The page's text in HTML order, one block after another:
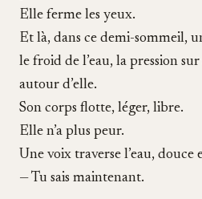
Elle ferme les yeux.
Et là, dans ce demi-sommeil,
le froid de l’eau, la pression
autour d’elle.
Son corps flotte, léger, libre.
Elle n’a plus peur.
Une voix traverse l’eau, douce
— Tu sais maintenant.